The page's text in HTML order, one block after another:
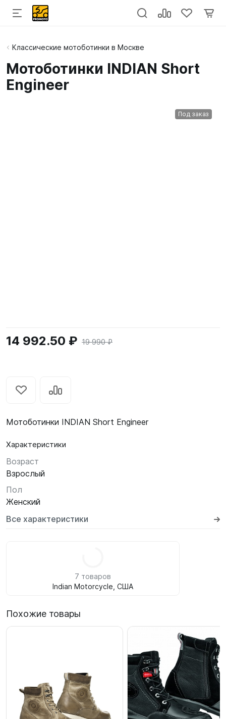
Классические мотоботинки в Москве
Мотоботинки INDIAN Short
Engineer
Под заказ
14 992.50 ₽ 19 990 ₽
Мотоботинки INDIAN Short Engineer
Характеристики
Возраст
Взрослый
Пол
Женский
Все характеристики
7 товаров
Indian Motorcycle, США
Похожие товары